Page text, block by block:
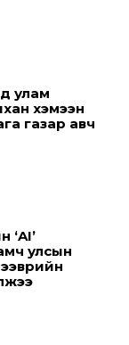
улам
хэмээн
газар авч
‘AI’
улсын